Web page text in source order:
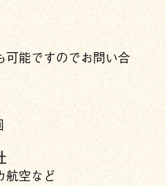
能ですのでお問い合
航空など